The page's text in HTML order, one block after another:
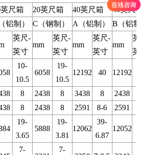
尺箱 20英尺箱 40英尺箱
40英尺箱
铝制） C（钢制） A（铝制） B（铝制
英尺-
英寸
mm
英尺-
英寸
mm
英尺-
英寸
mm
英
英
10-
10.5
6058
19-
10.5
12192 40 12192
8 2438 8 3438 8 2438
8 2438 8 2591 8-6 2591
19-
3.65
5888
19-
3.81
12062
39-
6.87
12052
7-
7-